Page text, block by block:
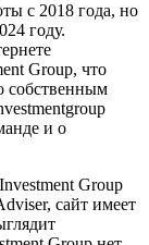
с 2018 года, но
году.
Group, что
собственным
и о
Group
сайт имеет